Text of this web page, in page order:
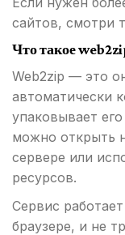
сайтов, смотри
Что такое
Web2zip — это
автоматически
упаковывает
можно открыть
сервере или
ресурсов.
Сервис
браузере, и не